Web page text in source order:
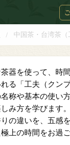
中国茶・台湾茶（
器を使って、時
る「工夫（クン
称や基本の使い
み方を学びます。
の違いを、五感
上の時間をお過